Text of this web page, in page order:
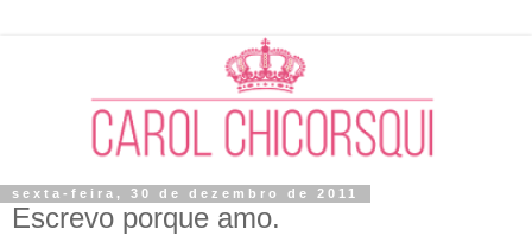
sexta-feira, 30 de dezembro de 2011
Escrevo porque amo.